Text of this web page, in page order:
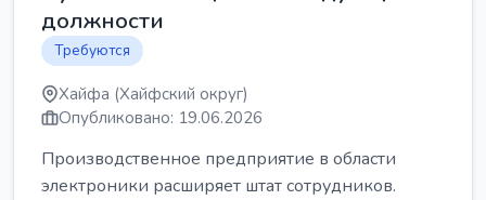
должности
Требуются
Хайфа (Хайфский округ)
Опубликовано: 19.06.2026
Производственное предприятие в области
электроники расширяет штат сотрудников.